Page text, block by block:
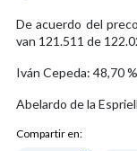
De acuerdo del
van 121.511 de
Iván Cepeda: 48,70
Abelardo de la
Compartir en: